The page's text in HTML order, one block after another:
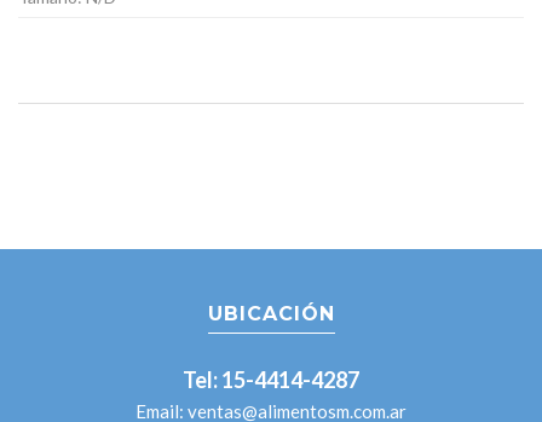
UBICACIÓN
Tel: 15-4414-4287
Email: ventas@alimentosm.com.ar